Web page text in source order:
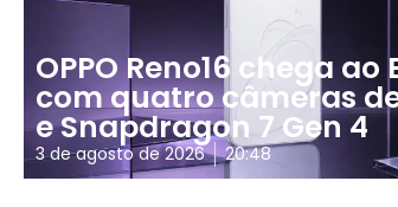
OPPO Reno16 chega ao
com quatro câmeras
e Snapdragon 7 Gen 4
3 de agosto de 2026 20:48